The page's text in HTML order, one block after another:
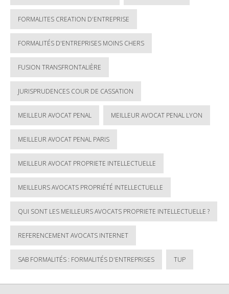
FORMALITES CREATION D'ENTREPRISE
FORMALITÉS D'ENTREPRISES MOINS CHERS
FUSION TRANSFRONTALIÈRE
JURISPRUDENCES COUR DE CASSATION
MEILLEUR AVOCAT PENAL MEILLEUR AVOCAT PENAL LYON
MEILLEUR AVOCAT PENAL PARIS
MEILLEUR AVOCAT PROPRIETE INTELLECTUELLE
MEILLEURS AVOCATS PROPRIÉTÉ INTELLECTUELLE
QUI SONT LES MEILLEURS AVOCATS PROPRIETE INTELLECTUELLE ?
REFERENCEMENT AVOCATS INTERNET
SAB FORMALITÉS : FORMALITÉS D'ENTREPRISES TUP